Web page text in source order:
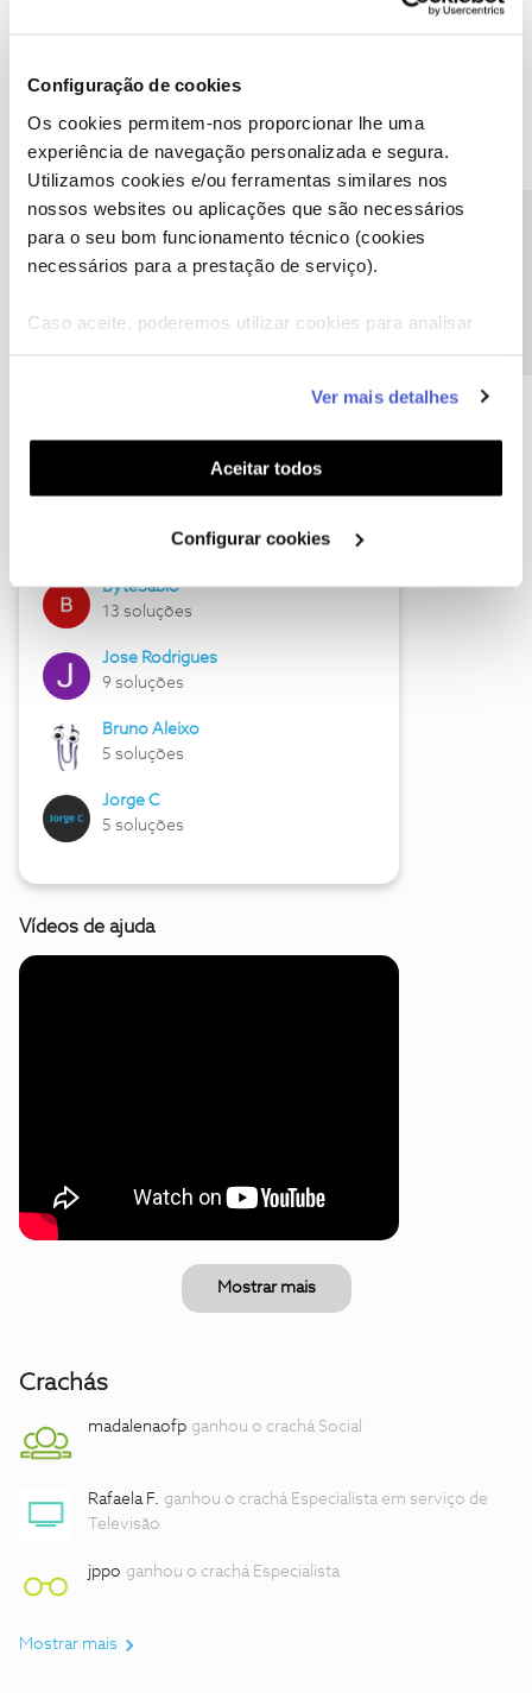
Configuração de cookies
Os cookies permitem-nos proporcionar lhe uma
experiência de navegação personalizada e segura.
Utilizamos cookies e/ou ferramentas similares nos
nossos websites ou aplicações que são necessários
para o seu bom funcionamento técnico (cookies
necessários para a prestação de serviço).
Caso aceite, poderemos utilizar cookies para analisar
funcionalidades (cookies de personalização e
funcionalidade) e adaptar anúncios aos seus interesses
(cookies de publicidade personalizada). Pode gerir a
utilização dos cookies clicando em "Configurar
Ver mais detalhes
Aceitar todos
Configurar cookies
Descubra as novidades de julho
Hall of Fame de julho
17 soluções
ByteSábio
13 soluções
Jose Rodrigues
9 soluções
Bruno Aleixo
5 soluções
Jorge C
5 soluções
Vídeos de ajuda
Mostrar mais
Crachás
madalenaofp ganhou o crachá Social
Rafaela F. ganhou o crachá Especialista em serviço de
Televisão
jppo ganhou o crachá Especialista
Mostrar mais